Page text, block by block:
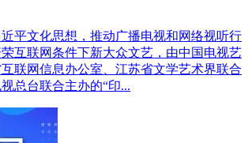
平文化思想，推动广播电视和网络视听行
互联网条件下新大众文艺，由中国电视艺
联网信息办公室、江苏省文学艺术界联合
总台联合主办的“印...